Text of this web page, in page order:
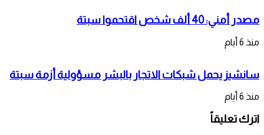
مصدر أمني: 40 ألف شخص اقتحموا سبتة
منذ 6 أيام
سانشيز يحمل شبكات الاتجار بالبشر مسؤولية أزمة سبتة
منذ 6 أيام
اترك تعليقاً